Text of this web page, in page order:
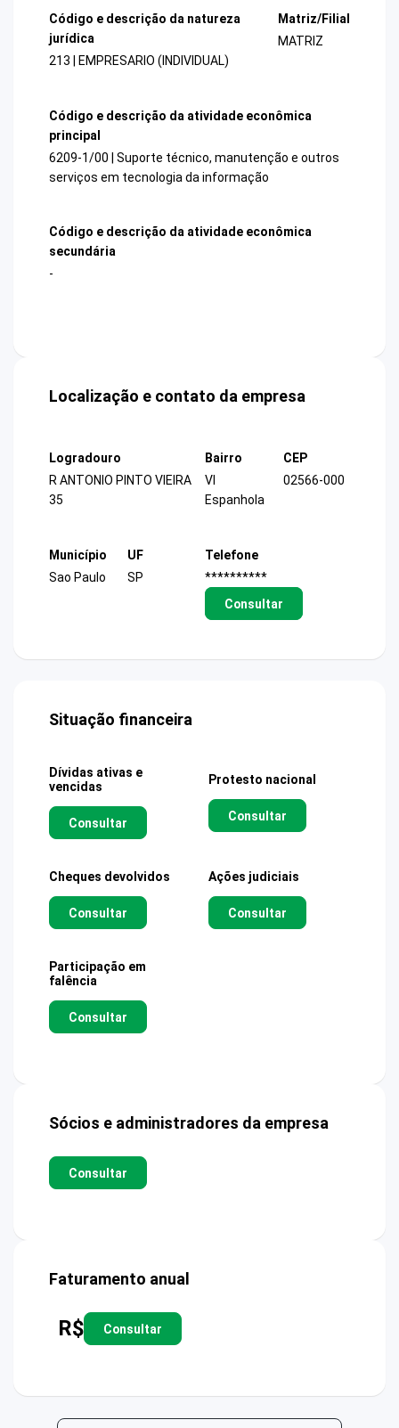
Código e descrição da natureza
jurídica
213 | EMPRESARIO (INDIVIDUAL)
Matriz/Filial
MATRIZ
Código e descrição da atividade econômica
principal
6209-1/00 | Suporte técnico, manutenção e outros
serviços em tecnologia da informação
Código e descrição da atividade econômica
secundária
-
Localização e contato da empresa
Logradouro
R ANTONIO PINTO VIEIRA
35
Bairro
Vl
Espanhola
CEP
02566-000
Município
Sao Paulo
UF
SP
Telefone
**********
Consultar
Situação financeira
Dívidas ativas e
vencidas
Consultar
Protesto nacional
Consultar
Cheques devolvidos
Consultar
Ações judiciais
Consultar
Participação em
falência
Consultar
Sócios e administradores da empresa
Consultar
Faturamento anual
R$ Consultar